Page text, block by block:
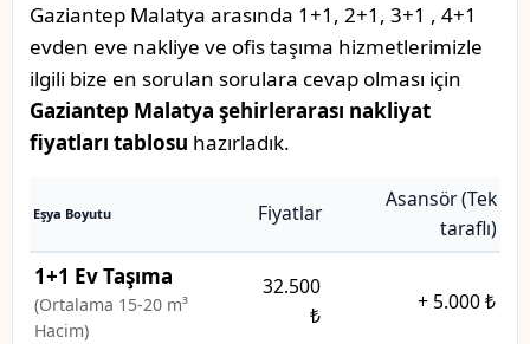
Gaziantep Malatya arasında 1+1, 2+1, 3+1 , 4+1
evden eve nakliye ve ofis taşıma hizmetlerimizle
ilgili bize en sorulan sorulara cevap olması için
Gaziantep Malatya şehirlerarası nakliyat
fiyatları tablosu hazırladık.
Eşya Boyutu Fiyatlar
Asansör (Tek
taraflı)
1+1 Ev Taşıma
(Ortalama 15-20 m³
Hacim)
32.500
₺
+ 5.000 ₺